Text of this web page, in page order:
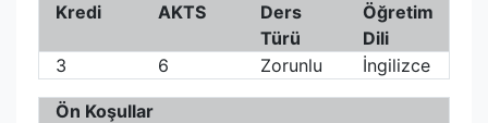
Kredi AKTS
Ders
Türü
Öğretim
Dili
3
6 Zorunlu İngilizce
Ön Koşullar